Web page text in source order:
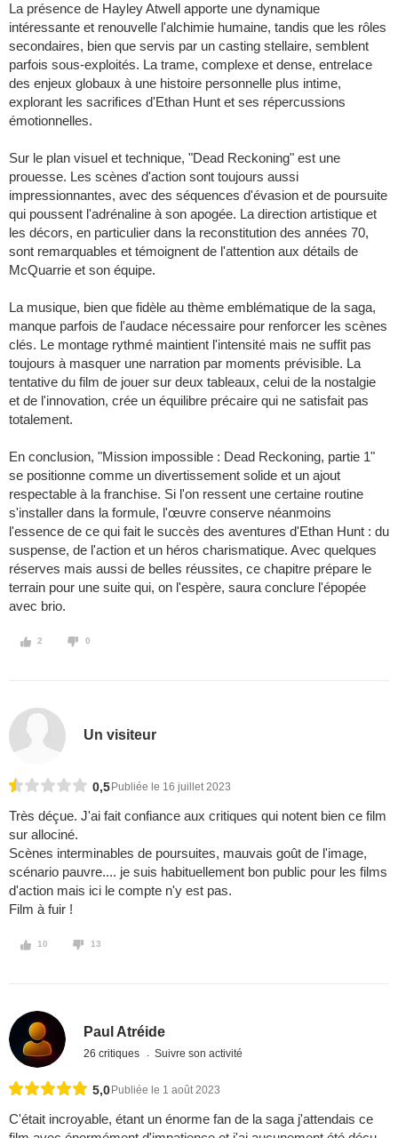
La présence de Hayley Atwell apporte une dynamique
intéressante et renouvelle l'alchimie humaine, tandis que les rôles
secondaires, bien que servis par un casting stellaire, semblent
parfois sous-exploités. La trame, complexe et dense, entrelace
des enjeux globaux à une histoire personnelle plus intime,
explorant les sacrifices d'Ethan Hunt et ses répercussions
émotionnelles.
Sur le plan visuel et technique, "Dead Reckoning" est une
prouesse. Les scènes d'action sont toujours aussi
impressionnantes, avec des séquences d'évasion et de poursuite
qui poussent l'adrénaline à son apogée. La direction artistique et
les décors, en particulier dans la reconstitution des années 70,
sont remarquables et témoignent de l'attention aux détails de
McQuarrie et son équipe.
La musique, bien que fidèle au thème emblématique de la saga,
manque parfois de l'audace nécessaire pour renforcer les scènes
clés. Le montage rythmé maintient l'intensité mais ne suffit pas
toujours à masquer une narration par moments prévisible. La
tentative du film de jouer sur deux tableaux, celui de la nostalgie
et de l'innovation, crée un équilibre précaire qui ne satisfait pas
totalement.
En conclusion, "Mission impossible : Dead Reckoning, partie 1"
se positionne comme un divertissement solide et un ajout
respectable à la franchise. Si l'on ressent une certaine routine
s'installer dans la formule, l'œuvre conserve néanmoins
l'essence de ce qui fait le succès des aventures d'Ethan Hunt : du
suspense, de l'action et un héros charismatique. Avec quelques
réserves mais aussi de belles réussites, ce chapitre prépare le
terrain pour une suite qui, on l'espère, saura conclure l'épopée
avec brio.
2 0
Un visiteur
0,5 Publiée le 16 juillet 2023
Très déçue. J'ai fait confiance aux critiques qui notent bien ce film
sur allociné.
Scènes interminables de poursuites, mauvais goût de l'image,
scénario pauvre.... je suis habituellement bon public pour les films
d'action mais ici le compte n'y est pas.
Film à fuir !
10 13
Paul Atréide
26 critiques Suivre son activité
5,0 Publiée le 1 août 2023
C'était incroyable, étant un énorme fan de la saga j'attendais ce